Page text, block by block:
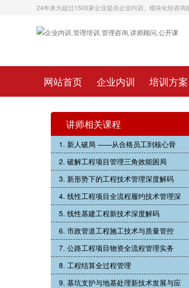
24年来为超过1500家企业提供企业内训、模块化轻咨询
网站首页 企业内训 培训方案
讲师相关课程
1. 新人破局 ——从合格员工到核心骨
2. 破解工程项目管理三角效能困局
3. 新形势下的工程技术管理深度解码
4. 线性工程项目全流程履约技术管理深
5. 线性基建工程新技术深度解码
6. 市政管道工程施工技术与质量管控
7. 公路工程项目物资全流程管理实务
8. 工程结算全过程管理
9. 基坑支护与地基处理新技术发展与应